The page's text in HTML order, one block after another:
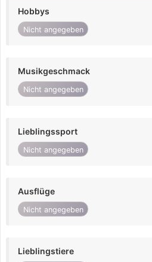
Hobbys
Nicht angegeben
Musikgeschmack
Nicht angegeben
Lieblingssport
Nicht angegeben
Ausflüge
Nicht angegeben
Lieblingstiere